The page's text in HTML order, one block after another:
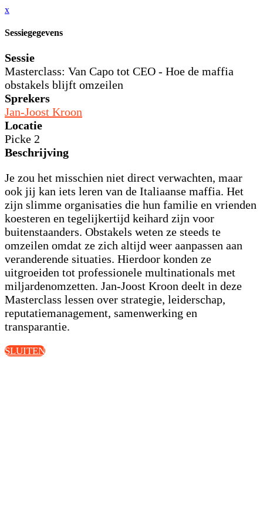
x
Sessiegegevens
Sessie
Masterclass: Van Capo tot CEO - Hoe de maffia
obstakels blijft omzeilen
Sprekers
Jan-Joost Kroon
Locatie
Picke 2
Beschrijving
Je zou het misschien niet direct verwachten, maar
ook jij kan iets leren van de Italiaanse maffia. Het
zijn slimme organisaties die hun familie en vrienden
koesteren en tegelijkertijd keihard zijn voor
buitenstaanders. Obstakels weten ze steeds te
omzeilen omdat ze zich altijd weer aanpassen aan
veranderende situaties. Hierdoor konden ze
uitgroeiden tot professionele multinationals met
miljardenomzetten. Jan-Joost Kroon deelt in deze
Masterclass lessen over strategie, leiderschap,
reputatiemanagement, samenwerking en
transparantie.
SLUITEN